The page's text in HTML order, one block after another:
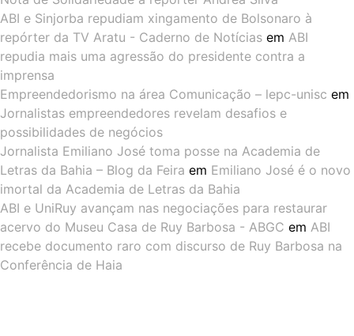
ABI e Sinjorba repudiam xingamento de Bolsonaro à
repórter da TV Aratu - Caderno de Notícias em ABI
repudia mais uma agressão do presidente contra a
imprensa
Empreendedorismo na área Comunicação – lepc-unisc em
Jornalistas empreendedores revelam desafios e
possibilidades de negócios
Jornalista Emiliano José toma posse na Academia de
Letras da Bahia – Blog da Feira em Emiliano José é o novo
imortal da Academia de Letras da Bahia
ABI e UniRuy avançam nas negociações para restaurar
acervo do Museu Casa de Ruy Barbosa - ABGC em ABI
recebe documento raro com discurso de Ruy Barbosa na
Conferência de Haia